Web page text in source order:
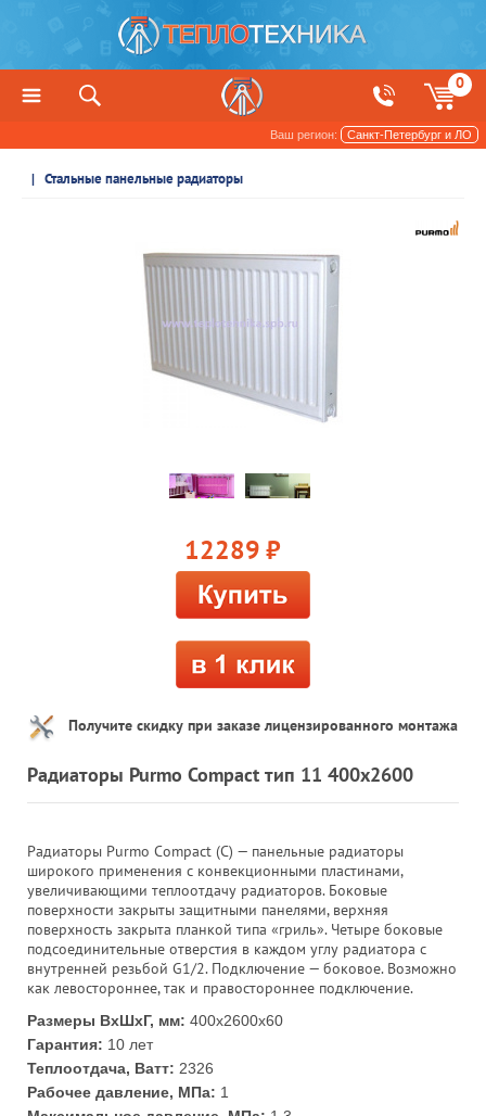
0
Ваш регион: Санкт-Петербург и ЛО
Радиаторы отопления и обогреватели
Стальные панельные радиаторы
12289 руб.
Получите скидку при заказе лицензированного монтажа
Радиаторы Purmo Compact тип 11 400х2600
Радиаторы Purmo Compact (C) — панельные радиаторы
широкого применения с конвекционными пластинами,
увеличивающими теплоотдачу радиаторов. Боковые
поверхности закрыты защитными панелями, верхняя
поверхность закрыта планкой типа «гриль». Четыре боковые
подсоединительные отверстия в каждом углу радиатора с
внутренней резьбой G1/2. Подключение — боковое. Возможно
как левостороннее, так и правостороннее подключение.
Размеры ВхШхГ, мм: 400х2600x60
Гарантия: 10 лет
Теплоотдача, Ватт: 2326
Рабочее давление, МПа: 1